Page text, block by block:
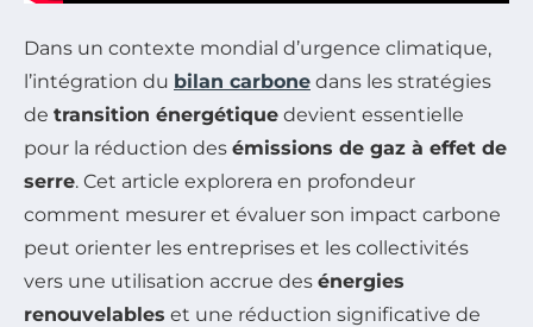
Dans un contexte mondial d’urgence climatique,
l’intégration du bilan carbone dans les stratégies
de transition énergétique devient essentielle
pour la réduction des émissions de gaz à effet de
serre. Cet article explorera en profondeur
comment mesurer et évaluer son impact carbone
peut orienter les entreprises et les collectivités
vers une utilisation accrue des énergies
renouvelables et une réduction significative de